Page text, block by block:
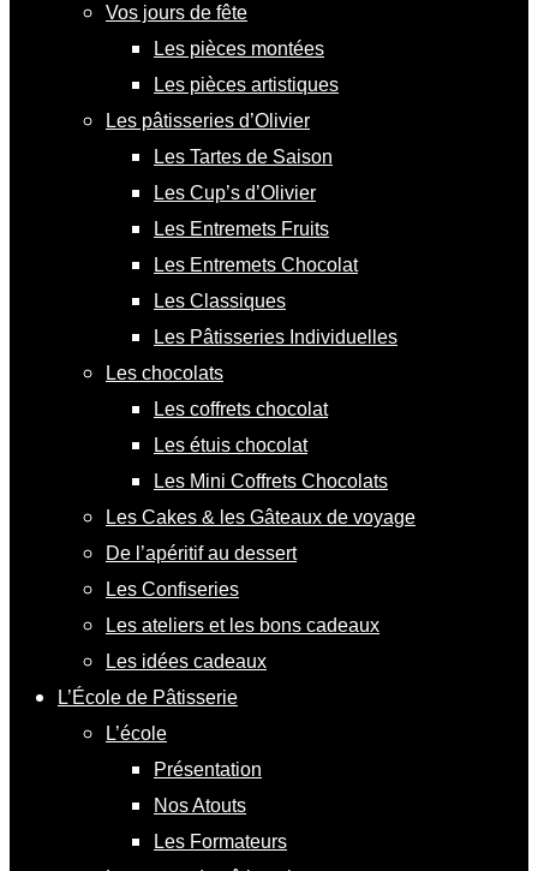
Vos jours de fête
Les pièces montées
Les pièces artistiques
Les pâtisseries d’Olivier
Les Tartes de Saison
Les Cup’s d’Olivier
Les Entremets Fruits
Les Entremets Chocolat
Les Classiques
Les Pâtisseries Individuelles
Les chocolats
Les coffrets chocolat
Les étuis chocolat
Les Mini Coffrets Chocolats
Les Cakes & les Gâteaux de voyage
De l’apéritif au dessert
Les Confiseries
Les ateliers et les bons cadeaux
Les idées cadeaux
L’École de Pâtisserie
L’école
Présentation
Nos Atouts
Les Formateurs